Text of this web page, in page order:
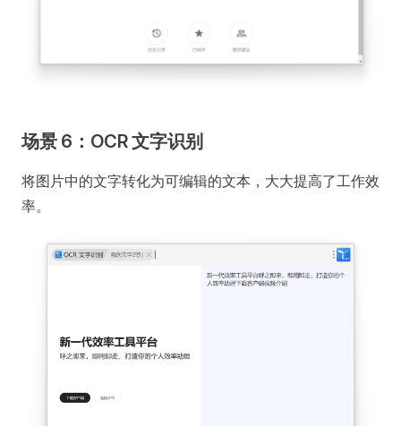
场景 6：OCR 文字识别
将图片中的文字转化为可编辑的文本，大大提高了工作效
率。